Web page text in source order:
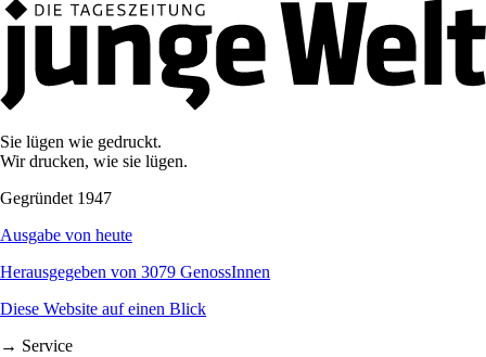
Sie lügen wie gedruckt.
Wir drucken, wie sie lügen.
Gegründet 1947
Ausgabe von heute
Herausgegeben von 3079 GenossInnen
Diese Website auf einen Blick
→ Service